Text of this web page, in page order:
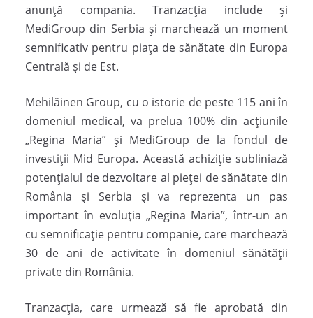
anunță compania. Tranzacția include și
MediGroup din Serbia și marchează un moment
semnificativ pentru piața de sănătate din Europa
Centrală și de Est.
Mehiläinen Group, cu o istorie de peste 115 ani în
domeniul medical, va prelua 100% din acțiunile
„Regina Maria” și MediGroup de la fondul de
investiții Mid Europa. Această achiziție subliniază
potențialul de dezvoltare al pieței de sănătate din
România și Serbia și va reprezenta un pas
important în evoluția „Regina Maria”, într-un an
cu semnificație pentru companie, care marchează
30 de ani de activitate în domeniul sănătății
private din România.
Tranzacția, care urmează să fie aprobată din